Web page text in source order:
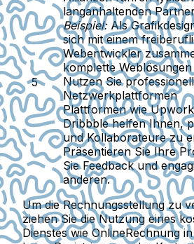
langanhaltenden
Beispiel:Als
sich mit einem
Webentwickler
komplette
Nutzen Sie
Netzwerkplattformen
Plattformen wie
Dribbble helfen Ihnen,
und Kollaborateure zu
Präsentieren Sie Ihre
Sie Feedback und
anderen.
Um die Rechnungsstellung zu
ziehen Sie die Nutzung eines
Dienstes wie OnlineRechnung